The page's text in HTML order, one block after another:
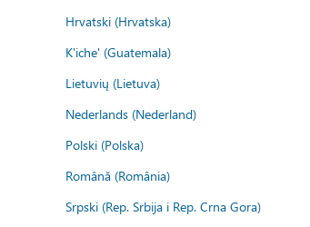
Hrvatski (Hrvatska)
K'iche' (Guatemala)
Lietuvių (Lietuva)
Nederlands (Nederland)
Polski (Polska)
Română (România)
Srpski (Rep. Srbija i Rep. Crna Gora)